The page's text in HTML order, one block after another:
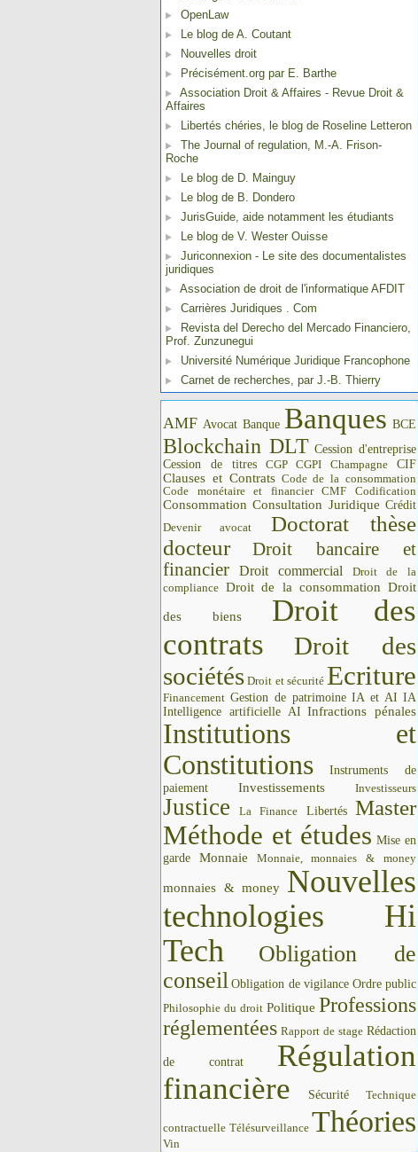
OpenLaw
Le blog de A. Coutant
Nouvelles droit
Précisément.org par E. Barthe
Association Droit & Affaires - Revue Droit &
Affaires
Libertés chéries, le blog de Roseline Letteron
The Journal of regulation, M.-A. Frison-
Roche
Le blog de D. Mainguy
Le blog de B. Dondero
JurisGuide, aide notamment les étudiants
Le blog de V. Wester Ouisse
Juriconnexion - Le site des documentalistes
juridiques
Association de droit de l'informatique AFDIT
Carrières Juridiques . Com
Revista del Derecho del Mercado Financiero,
Prof. Zunzunegui
Université Numérique Juridique Francophone
Carnet de recherches, par J.-B. Thierry
AMF Avocat Banque Banques BCE
Blockchain DLT Cession d'entreprise
Cession de titres
CGP CGPI Champagne CIF
Clauses et Contrats Code de la consommation
Code monétaire et financier CMF
Codification
Consommation Consultation Juridique Crédit
Devenir avocat
Doctorat thèse
docteur
Droit bancaire et
financier
Droit commercial
Droit de la
compliance Droit de la consommation Droit
des biens
Droit des
contrats
Droit des
sociétés Droit et sécurité Ecriture
Financement Gestion de patrimoine IA et AI IA
Intelligence artificielle AI Infractions pénales
Institutions et
Constitutions
Instruments de
paiement
Investissements Investisseurs
Justice La Finance Libertés Master
Méthode et études Mise en
garde
Monnaie Monnaie, monnaies & money
monnaies & money Nouvelles
technologies Hi
Tech
Obligation de
conseil Obligation de vigilance Ordre public
Philosophie du droit Politique Professions
réglementées Rapport de stage Rédaction
de contrat
Régulation
financière
Sécurité Technique
contractuelle Télésurveillance Théories
Vin